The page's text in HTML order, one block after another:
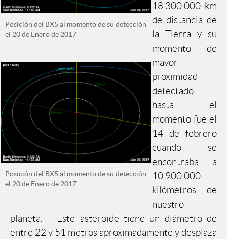
Posición del BX5 al momento de su detección
el 20 de Enero de 2017
Posición del BX5 al momento de su detección
el 20 de Enero de 2017
18.300.000 km
de distancia de
la Tierra y su
momento de
mayor
proximidad
detectado
hasta el
momento fue el
14 de febrero
cuando se
encontraba a
10.900.000
kilómetros de
nuestro
planeta. Este asteroide tiene un diámetro de
entre 22 y 51 metros aproximadamente y desplaza